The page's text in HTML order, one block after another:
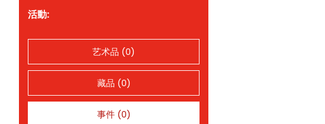
活動:
艺术品 (0)
藏品 (0)
事件 (0)